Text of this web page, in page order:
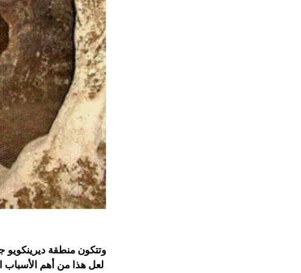
وتتكون منطقة ديرينكويو
لعل هذا من أهم الأسباب